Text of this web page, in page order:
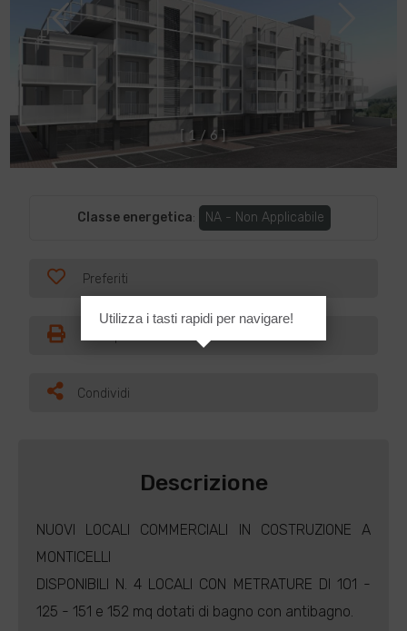
1 / 6 ]
Classe energetica: NA - Non Applicabile
Preferiti
Condividi
Descrizione
NUOVI LOCALI COMMERCIALI IN COSTRUZIONE A
MONTICELLI
DISPONIBILI N. 4 LOCALI CON METRATURE DI 101 -
125 - 151 e 152 mq dotati di bagno con antibagno.
Utilizza i tasti rapidi per navigare!